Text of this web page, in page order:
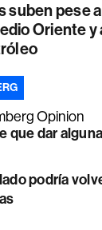
suben pese a
Oriente y
Opinion
que dar
podría